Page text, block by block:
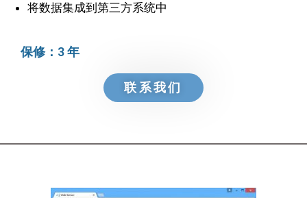
将数据集成到第三方系统中
保修：3 年
联系我们